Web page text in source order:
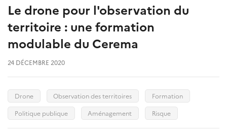
Le drone pour l'observation du
territoire : une formation
modulable du Cerema
24 DÉCEMBRE 2020
Drone Observation des territoires
Formation
Politique publique
Aménagement Risque